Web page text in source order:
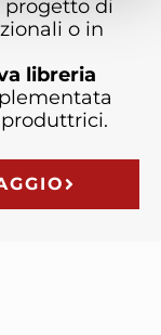
progetto di
o in
libreria